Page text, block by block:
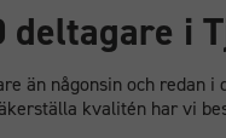
deltagare i
än någonsin och redan
kvalitén har vi